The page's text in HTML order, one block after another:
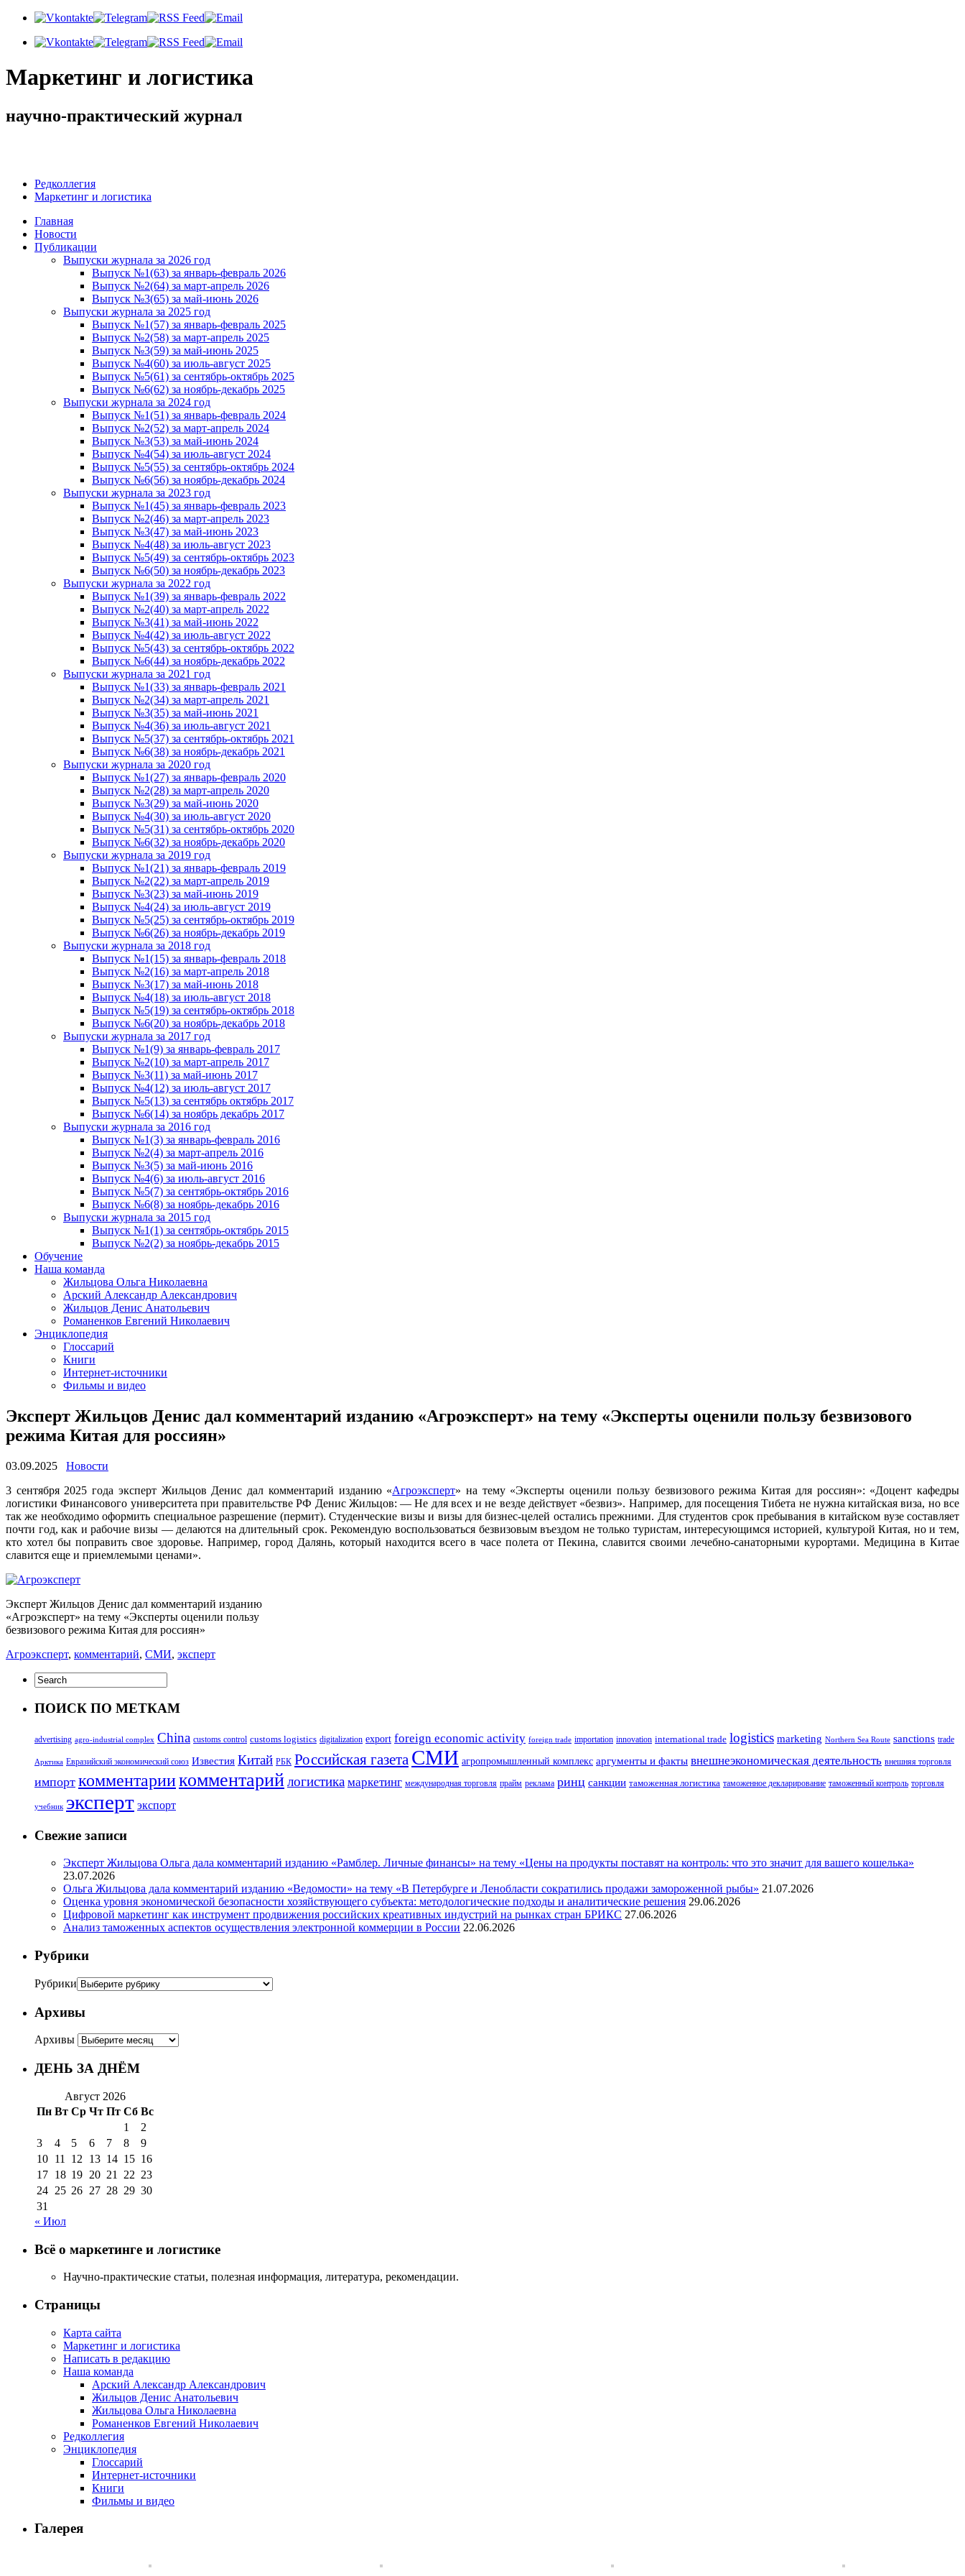
Маркетинг и логистика
научно-практический журнал
Редколлегия
Маркетинг и логистика
Главная
Новости
Публикации
Выпуски журнала за 2026 год
Выпуск №1(63) за январь-февраль 2026
Выпуск №2(64) за март-апрель 2026
Выпуск №3(65) за май-июнь 2026
Выпуски журнала за 2025 год
Выпуск №1(57) за январь-февраль 2025
Выпуск №2(58) за март-апрель 2025
Выпуск №3(59) за май-июнь 2025
Выпуск №4(60) за июль-август 2025
Выпуск №5(61) за сентябрь-октябрь 2025
Выпуск №6(62) за ноябрь-декабрь 2025
Выпуски журнала за 2024 год
Выпуск №1(51) за январь-февраль 2024
Выпуск №2(52) за март-апрель 2024
Выпуск №3(53) за май-июнь 2024
Выпуск №4(54) за июль-август 2024
Выпуск №5(55) за сентябрь-октябрь 2024
Выпуск №6(56) за ноябрь-декабрь 2024
Выпуски журнала за 2023 год
Выпуск №1(45) за январь-февраль 2023
Выпуск №2(46) за март-апрель 2023
Выпуск №3(47) за май-июнь 2023
Выпуск №4(48) за июль-август 2023
Выпуск №5(49) за сентябрь-октябрь 2023
Выпуск №6(50) за ноябрь-декабрь 2023
Выпуски журнала за 2022 год
Выпуск №1(39) за январь-февраль 2022
Выпуск №2(40) за март-апрель 2022
Выпуск №3(41) за май-июнь 2022
Выпуск №4(42) за июль-август 2022
Выпуск №5(43) за сентябрь-октябрь 2022
Выпуск №6(44) за ноябрь-декабрь 2022
Выпуски журнала за 2021 год
Выпуск №1(33) за январь-февраль 2021
Выпуск №2(34) за март-апрель 2021
Выпуск №3(35) за май-июнь 2021
Выпуск №4(36) за июль-август 2021
Выпуск №5(37) за сентябрь-октябрь 2021
Выпуск №6(38) за ноябрь-декабрь 2021
Выпуски журнала за 2020 год
Выпуск №1(27) за январь-февраль 2020
Выпуск №2(28) за март-апрель 2020
Выпуск №3(29) за май-июнь 2020
Выпуск №4(30) за июль-август 2020
Выпуск №5(31) за сентябрь-октябрь 2020
Выпуск №6(32) за ноябрь-декабрь 2020
Выпуски журнала за 2019 год
Выпуск №1(21) за январь-февраль 2019
Выпуск №2(22) за март-апрель 2019
Выпуск №3(23) за май-июнь 2019
Выпуск №4(24) за июль-август 2019
Выпуск №5(25) за сентябрь-октябрь 2019
Выпуск №6(26) за ноябрь-декабрь 2019
Выпуски журнала за 2018 год
Выпуск №1(15) за январь-февраль 2018
Выпуск №2(16) за март-апрель 2018
Выпуск №3(17) за май-июнь 2018
Выпуск №4(18) за июль-август 2018
Выпуск №5(19) за сентябрь-октябрь 2018
Выпуск №6(20) за ноябрь-декабрь 2018
Выпуски журнала за 2017 год
Выпуск №1(9) за январь-февраль 2017
Выпуск №2(10) за март-апрель 2017
Выпуск №3(11) за май-июнь 2017
Выпуск №4(12) за июль-август 2017
Выпуск №5(13) за сентябрь октябрь 2017
Выпуск №6(14) за ноябрь декабрь 2017
Выпуски журнала за 2016 год
Выпуск №1(3) за январь-февраль 2016
Выпуск №2(4) за март-апрель 2016
Выпуск №3(5) за май-июнь 2016
Выпуск №4(6) за июль-август 2016
Выпуск №5(7) за сентябрь-октябрь 2016
Выпуск №6(8) за ноябрь-декабрь 2016
Выпуски журнала за 2015 год
Выпуск №1(1) за сентябрь-октябрь 2015
Выпуск №2(2) за ноябрь-декабрь 2015
Обучение
Наша команда
Жильцова Ольга Николаевна
Арский Александр Александрович
Жильцов Денис Анатольевич
Романенков Евгений Николаевич
Энциклопедия
Глоссарий
Книги
Интернет-источники
Фильмы и видео
Эксперт Жильцов Денис дал комментарий изданию «Агроэксперт» на тему «Эксперты оценили пользу безвизового
режима Китая для россиян»
03.09.2025
Новости
3 сентября 2025 года эксперт Жильцов Денис дал комментарий изданию «Агроэксперт» на тему «Эксперты оценили пользу безвизового режима Китая для россиян»: «Доцент кафедры
логистики Финансового университета при правительстве РФ Денис Жильцов: — Не для всех и не везде действует «безвиз». Например, для посещения Тибета не нужна китайская виза, но все
так же необходимо оформить специальное разрешение (пермит). Студенческие визы и визы для бизнес-целей остались прежними. Для студентов срок пребывания в китайском вузе составляет
почти год, как и рабочие визы — делаются на длительный срок. Рекомендую воспользоваться безвизовым въездом не только туристам, интересующимся историей, культурой Китая, но и тем,
кто хотел бы поправить свое здоровье. Например, город Далянь, который находится всего в часе полета от Пекина, славится своими лечебно-санаторными курортами. Медицина в Китае
славится еще и приемлемыми ценами».
Эксперт Жильцов Денис дал комментарий изданию
«Агроэксперт» на тему «Эксперты оценили пользу
безвизового режима Китая для россиян»
Агроэксперт, комментарий, СМИ, эксперт
ПОИСК ПО МЕТКАМ
advertising agro-industrial complex China customs control customs logistics digitalization export foreign economic activity foreign trade importation innovation international trade logistics marketing Northern Sea Route sanctions trade
Арктика Евразийский экономический союз Известия Китай РБК Российская газета СМИ агропромышленный комплекс аргументы и факты внешнеэкономическая деятельность внешняя торговля
импорт комментариикомментарийлогистика маркетинг международная торговля прайм реклама ринц санкции таможенная логистика таможенное декларирование таможенный контроль торговля
учебник эксперт экспорт
Свежие записи
Эксперт Жильцова Ольга дала комментарий изданию «Рамблер. Личные финансы» на тему «Цены на продукты поставят на контроль: что это значит для вашего кошелька»
23.07.2026
Ольга Жильцова дала комментарий изданию «Ведомости» на тему «В Петербурге и Ленобласти сократились продажи замороженной рыбы» 21.07.2026
Оценка уровня экономической безопасности хозяйствующего субъекта: методологические подходы и аналитические решения 29.06.2026
Цифровой маркетинг как инструмент продвижения российских креативных индустрий на рынках стран БРИКС 27.06.2026
Анализ таможенных аспектов осуществления электронной коммерции в России 22.06.2026
Рубрики
Рубрики
Архивы
Архивы
ДЕНЬ ЗА ДНЁМ
Август 2026
Пн Вт Ср Чт Пт Сб Вс
1
2
3
4 5 6 7 8
9
10 11 12 13 14 15 16
17 18 19 20 21 22 23
24 25 26 27 28 29 30
31
« Июл
Всё о маркетинге и логистике
Научно-практические статьи, полезная информация, литература, рекомендации.
Страницы
Карта сайта
Маркетинг и логистика
Написать в редакцию
Наша команда
Арский Александр Александрович
Жильцов Денис Анатольевич
Жильцова Ольга Николаевна
Романенков Евгений Николаевич
Редколлегия
Энциклопедия
Глоссарий
Интернет-источники
Книги
Фильмы и видео
Галерея